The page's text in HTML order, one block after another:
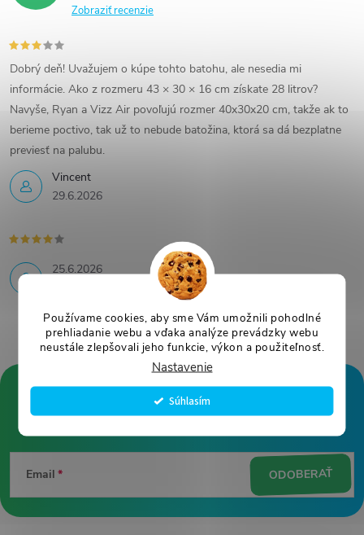
Používame cookies, aby sme Vám umožnili pohodlné
prehliadanie webu a vďaka analýze prevádzky webu
neustále zlepšovali jeho funkcie, výkon a použiteľnosť.
Nastavenie
Súhlasím
Zobraziť recenzie
Vincent
29.6.2026
Dobrý deň! Uvažujem o kúpe tohto batohu, ale nesedia mi
informácie. Ako z rozmeru 43 × 30 × 16 cm získate 28 litrov?
Navyše, Ryan a Vizz Air povoľujú rozmer 40x30x20 cm, takže ak to
berieme poctivo, tak už to nebude batožina, ktorá sa dá bezplatne
previesť na palubu.
25.6.2026
á
ä
Email ODOBERAŤ